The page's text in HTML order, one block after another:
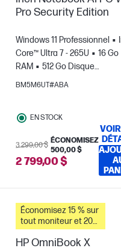
Pro Security Edition
Windows 11 Professionnel
Core™ Ultra 7 - 265U
16 Go
RAM
512 Go Disque
SSD
13.3" WUXGA Écran
BM5M6UT#ABA
EN STOCK
3 299,00 $
ÉCONOMISEZ
500,00 $
2 799,00 $
Économisez 15 % sur
tout moniteur et 20
% sur les accessoires
pour PC lorsque vous
HP OmniBook X